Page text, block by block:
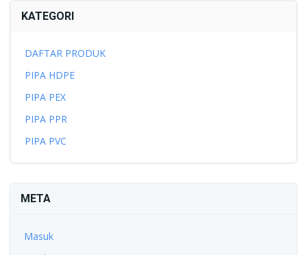
KATEGORI
DAFTAR PRODUK
PIPA HDPE
PIPA PEX
PIPA PPR
PIPA PVC
META
Masuk